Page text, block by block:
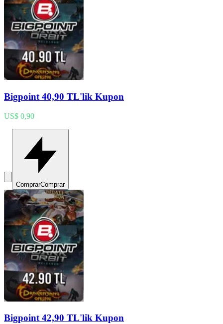
Bigpoint 40,90 TL'lik Kupon
US$ 0,90
ComprarComprar
Bigpoint 42,90 TL'lik Kupon